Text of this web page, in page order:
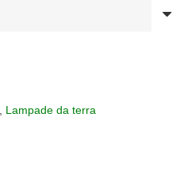
Lampade da terra